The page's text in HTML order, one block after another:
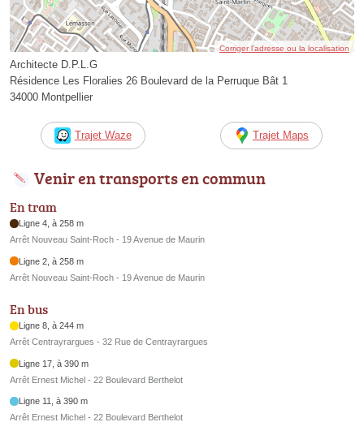
Corriger l’adresse ou la localisation
Architecte D.P.L.G
Résidence Les Floralies 26 Boulevard de la Perruque Bât 1
34000 Montpellier
Trajet Waze Trajet Maps
Venir en transports en commun
En tram
Ligne 4, à 258 m
Arrêt Nouveau Saint-Roch - 19 Avenue de Maurin
Ligne 2, à 258 m
Arrêt Nouveau Saint-Roch - 19 Avenue de Maurin
En bus
Ligne 8, à 244 m
Arrêt Centrayrargues - 32 Rue de Centrayrargues
Ligne 17, à 390 m
Arrêt Ernest Michel - 22 Boulevard Berthelot
Ligne 11, à 390 m
Arrêt Ernest Michel - 22 Boulevard Berthelot